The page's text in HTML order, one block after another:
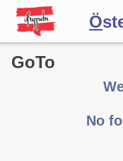
Ö
Wörterbuch
GoTo
No